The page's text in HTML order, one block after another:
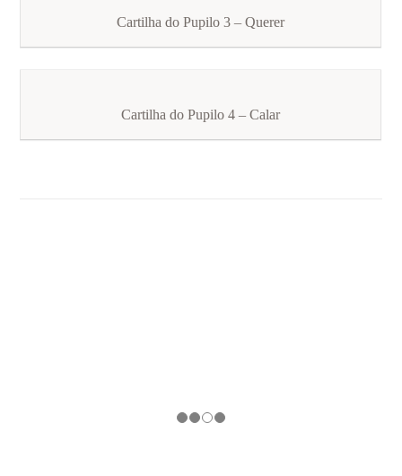
Cartilha do Pupilo 3 – Querer
Cartilha do Pupilo 4 – Calar